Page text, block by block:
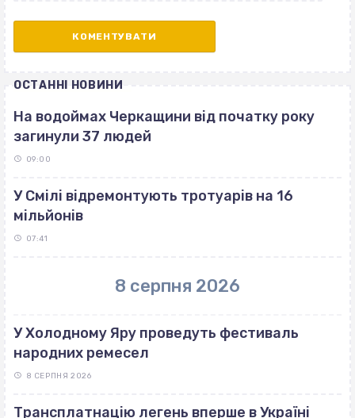
ОСТАННІ НОВИНИ
На водоймах Черкащини від початку року
загинули 37 людей
09:00
У Смілі відремонтують тротуарів на 16
мільйонів
07:41
8 серпня 2026
У Холодному Яру проведуть фестиваль
народних ремесел
8 СЕРПНЯ 2026
Трансплатнацію легень вперше в Україні